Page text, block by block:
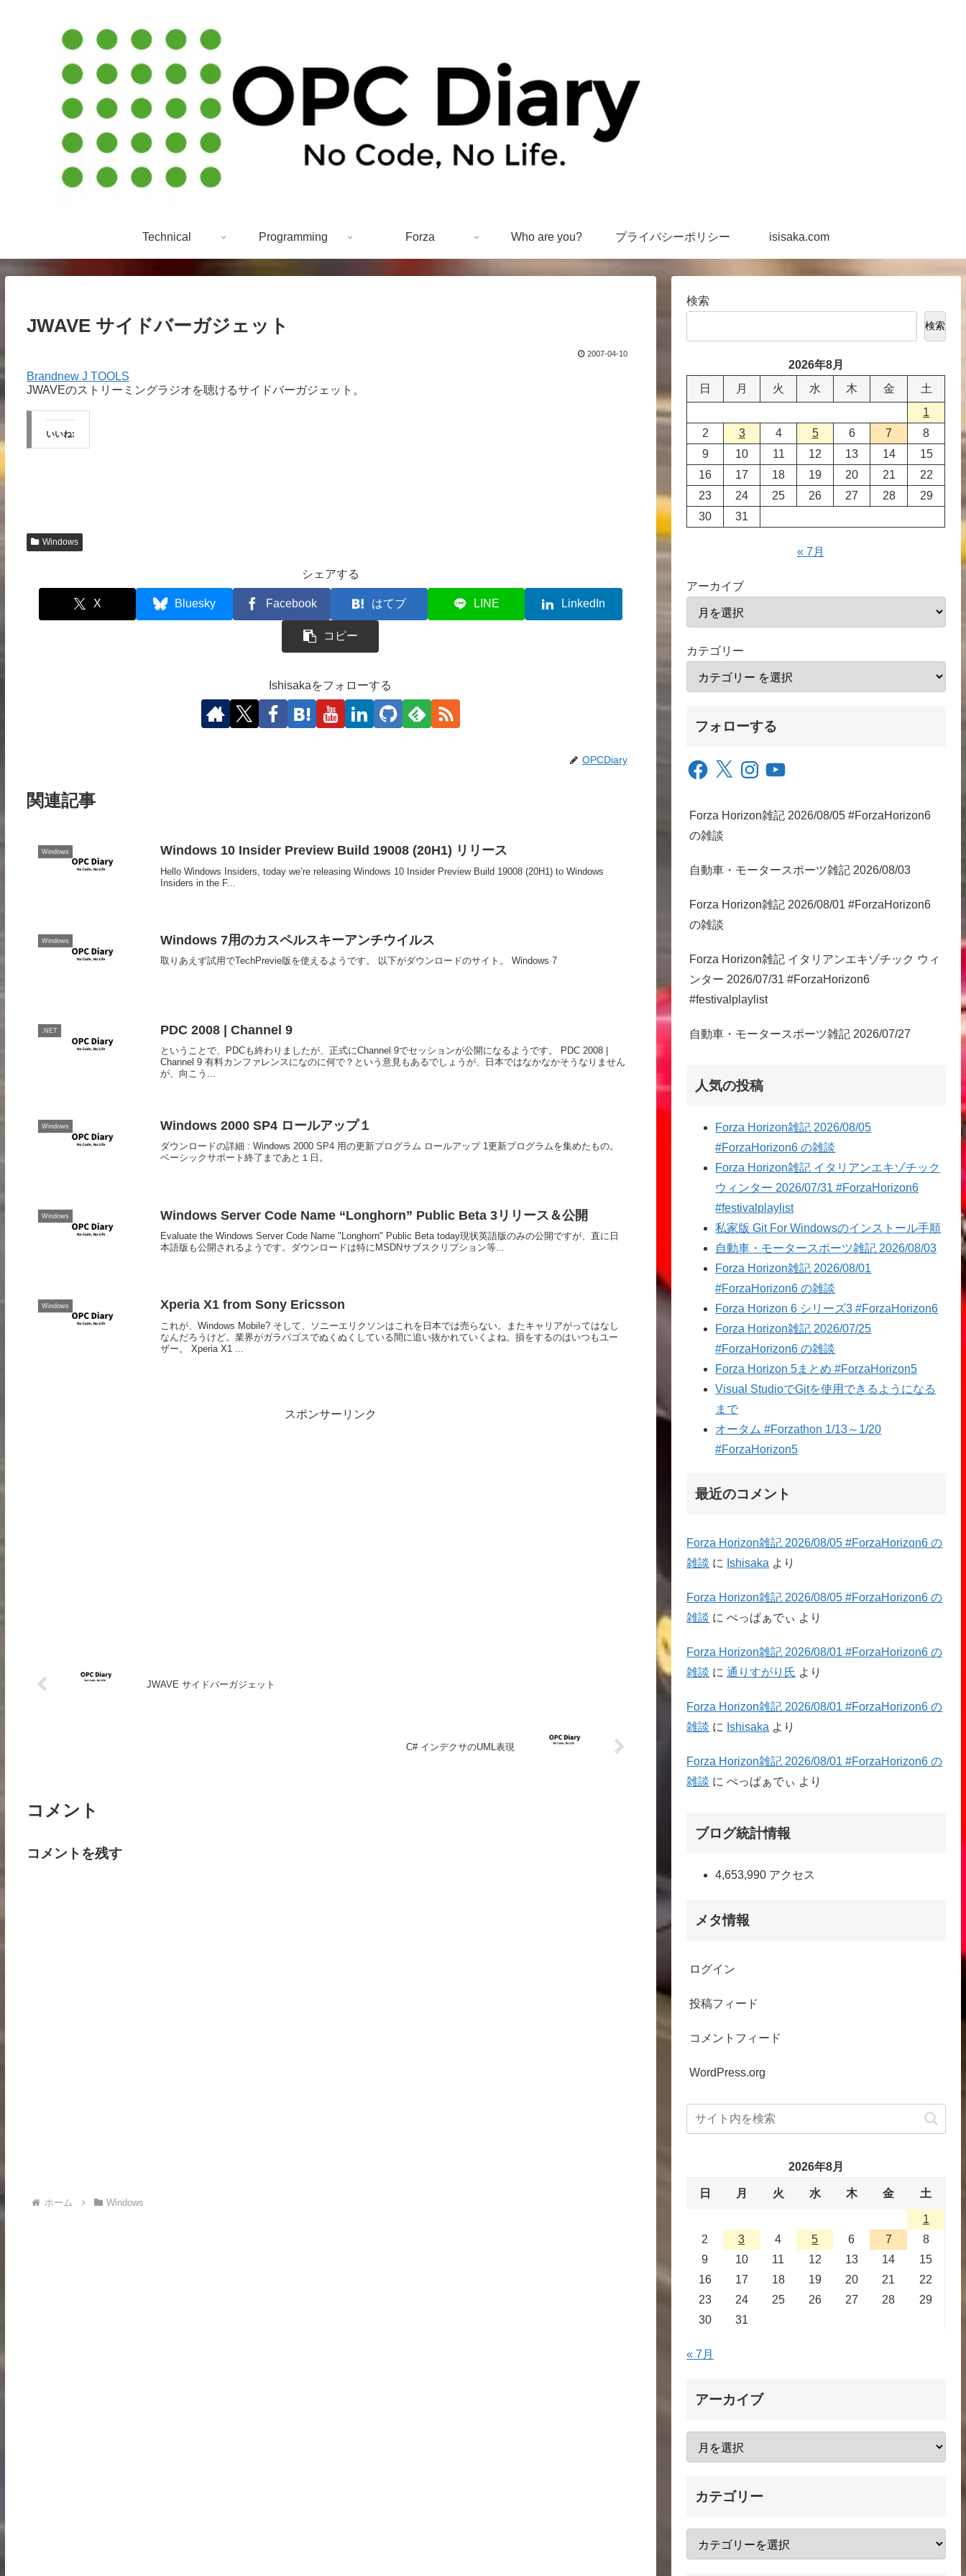
Technical Programming Forza Who are you? プライバシーポリシー isisaka.com
JWAVE サイドバーガジェット
2007-04-10
Brandnew J TOOLS
JWAVEのストリーミングラジオを聴けるサイドバーガジェット。
いいね:
Windows
シェアする
X Bluesky Facebook はてブ LINE LinkedIn
コピー
Ishisakaをフォローする
OPCDiary
関連記事
Windows Windows 10 Insider Preview Build 19008 (20H1) リリース
Hello Windows Insiders, today we’re releasing Windows 10 Insider Preview Build 19008 (20H1) to Windows
Insiders in the F...
Windows Windows 7用のカスペルスキーアンチウイルス
取りあえず試用でTechPrevie版を使えるようです。 以下がダウンロードのサイト。 Windows 7
.NET PDC 2008 | Channel 9
ということで、PDCも終わりましたが、正式にChannel 9でセッションが公開になるようです。 PDC 2008 |
Channel 9 有料カンファレンスになのに何で？という意見もあるでしょうが、日本ではなかなかそうなりません
が、向こう...
Windows Windows 2000 SP4 ロールアップ１
ダウンロードの詳細 : Windows 2000 SP4 用の更新プログラム ロールアップ 1更新プログラムを集めたもの。
ベーシックサポート終了まであと１日。
Windows Windows Server Code Name “Longhorn” Public Beta 3リリース＆公開
Evaluate the Windows Server Code Name "Longhorn" Public Beta today現状英語版のみの公開ですが、直に日
本語版も公開されるようです。ダウンロードは特にMSDNサブスクリプション等...
Windows Xperia X1 from Sony Ericsson
これが、Windows Mobile? そして、ソニーエリクソンはこれを日本では売らない。またキャリアがってはなし
なんだろうけど。業界がガラパゴスでぬくぬくしている間に追い抜かれていくよね。損をするのはいつもユー
ザー。 Xperia X1 ...
スポンサーリンク
JWAVE サイドバーガジェット
C# インデクサのUML表現
コメント
コメントを残す
ホーム Windows
検索
検索
2026年8月
日
月 火 水 木 金
土
1
2
3 4 5 6 7
8
9
10 11 12 13 14
15
16
17 18 19 20 21
22
23
24 25 26 27 28
29
30
31
« 7月
アーカイブ
カテゴリー
フォローする
Facebook
X InstagramYouTube
Forza Horizon雑記 2026/08/05 #ForzaHorizon6
の雑談
自動車・モータースポーツ雑記 2026/08/03
Forza Horizon雑記 2026/08/01 #ForzaHorizon6
の雑談
Forza Horizon雑記 イタリアンエキゾチック ウィ
ンター 2026/07/31 #ForzaHorizon6
#festivalplaylist
自動車・モータースポーツ雑記 2026/07/27
人気の投稿
Forza Horizon雑記 2026/08/05
#ForzaHorizon6 の雑談
Forza Horizon雑記 イタリアンエキゾチック
ウィンター 2026/07/31 #ForzaHorizon6
#festivalplaylist
私家版 Git For Windowsのインストール手順
自動車・モータースポーツ雑記 2026/08/03
Forza Horizon雑記 2026/08/01
#ForzaHorizon6 の雑談
Forza Horizon 6 シリーズ3 #ForzaHorizon6
Forza Horizon雑記 2026/07/25
#ForzaHorizon6 の雑談
Forza Horizon 5まとめ #ForzaHorizon5
Visual StudioでGitを使用できるようになる
まで
オータム #Forzathon 1/13～1/20
#ForzaHorizon5
最近のコメント
Forza Horizon雑記 2026/08/05 #ForzaHorizon6 の
雑談 に Ishisaka より
Forza Horizon雑記 2026/08/05 #ForzaHorizon6 の
雑談 にぺっぱぁでぃ より
Forza Horizon雑記 2026/08/01 #ForzaHorizon6 の
雑談 に通りすがり氏 より
Forza Horizon雑記 2026/08/01 #ForzaHorizon6 の
雑談 に Ishisaka より
Forza Horizon雑記 2026/08/01 #ForzaHorizon6 の
雑談 にぺっぱぁでぃ より
ブログ統計情報
4,653,990 アクセス
メタ情報
ログイン
投稿フィード
コメントフィード
WordPress.org
2026年8月
日 月 火 水 木 金 土
1
2
3 4 5 6 7
8
9
10 11 12 13 14
15
16
17 18 19 20 21
22
23
24 25 26 27 28
29
30
31
« 7月
アーカイブ
カテゴリー